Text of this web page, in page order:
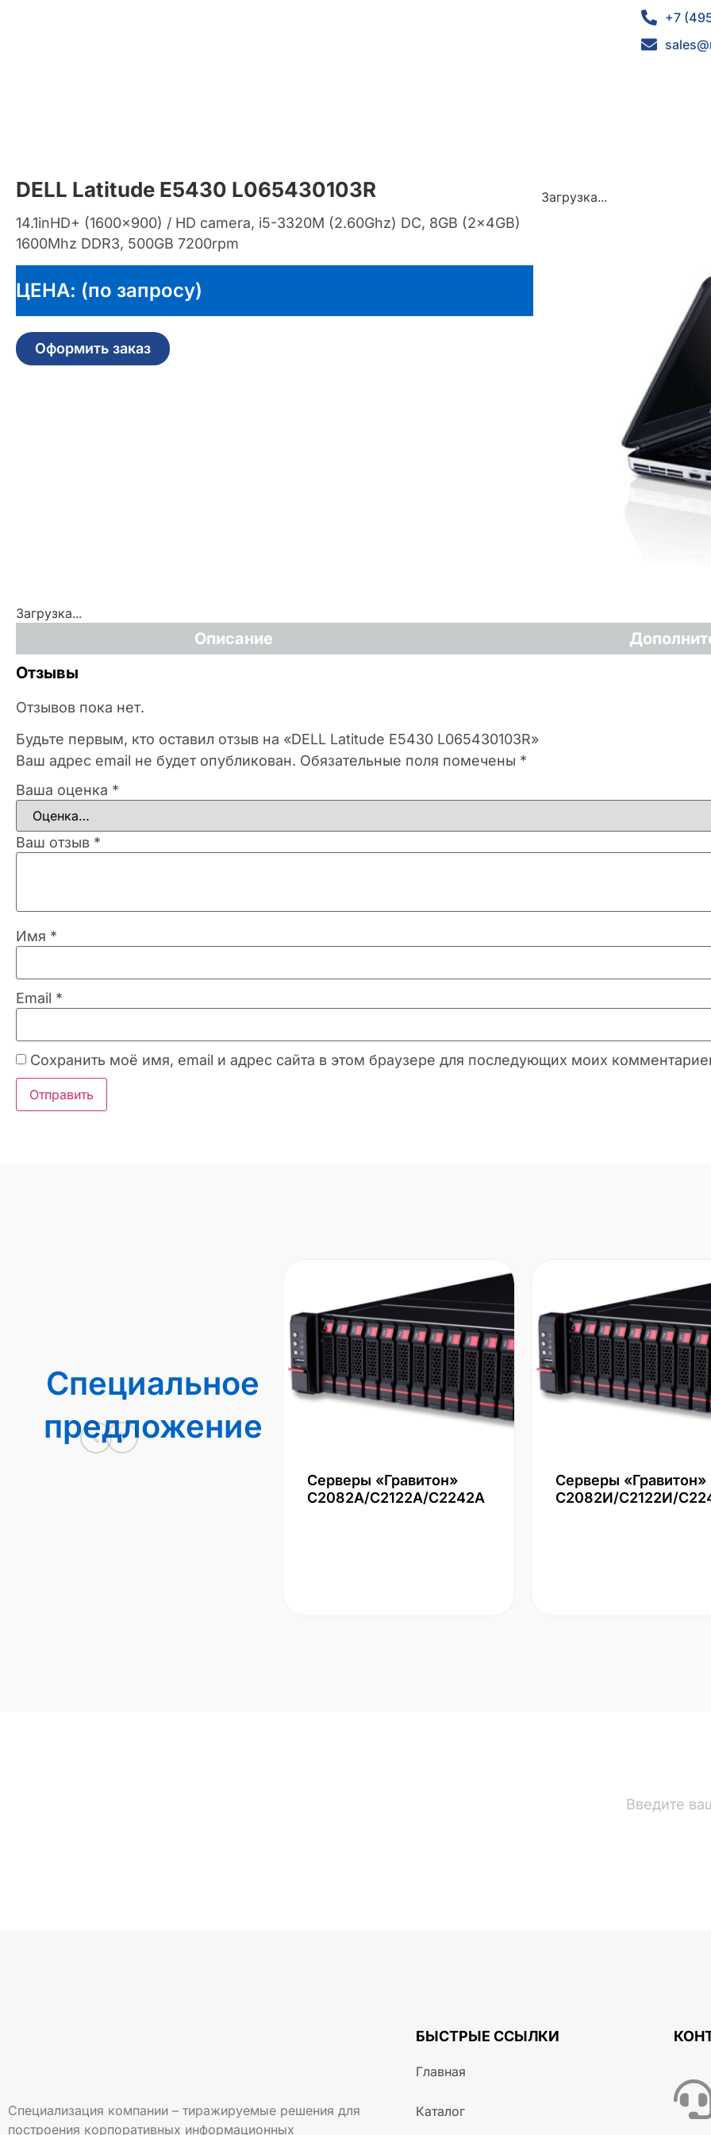
+7
DELL Latitude E5430 L065430103R
14.1inHD+ (1600×900) / HD camera, i5-3320M (2.60Ghz) DC, 8GB (2x4GB)
1600Mhz DDR3, 500GB 7200rpm
ЦЕНА: (по запросу)
Оформить заказ
Загрузка...
Загрузка...
Описание
Отзывы
Отзывов пока нет.
Будьте первым, кто оставил отзыв на «DELL Latitude E5430 L065430103R»
Ваш адрес email не будет опубликован. Обязательные поля помечены *
Ваша оценка *
Ваш отзыв *
Имя *
Email *
Сохранить моё имя, email и адрес сайта в этом браузере для последующих моих
Специальное
предложение
Серверы «Гравитон»
С2082А/С2122А/С2242А
Серверы «Гравитон»
С2082И/С2122И/
Специализация компании – тиражируемые решения для
построения корпоративных информационных
БЫСТРЫЕ ССЫЛКИ
Главная
Каталог